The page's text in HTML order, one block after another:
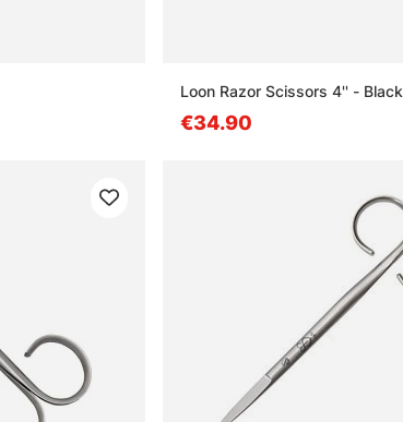
Loon Razor Scissors 4'' - Black
€34.90